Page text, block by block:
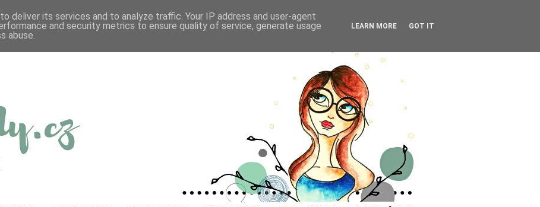
deliver its services and to analyze traffic. Your IP address and user-agent
and security metrics to ensure quality of service, generate usage
abuse.
LEARN MORE GOT IT